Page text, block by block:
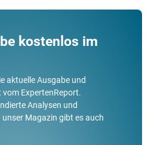
kostenlos im
aktuelle Ausgabe und
vom ExpertenReport.
Analysen und
Magazin gibt es auch